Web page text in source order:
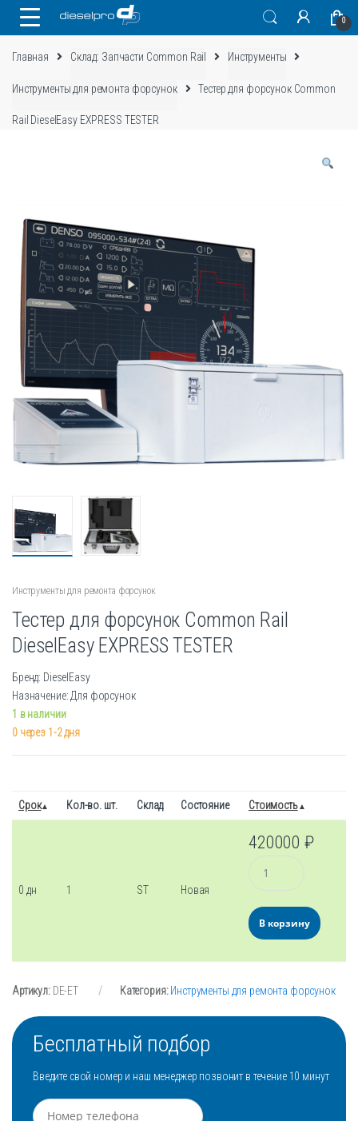
0
Главная Склад: Запчасти Common Rail Инструменты
Инструменты для ремонта форсунок Тестер для форсунок Common
Rail DieselEasy EXPRESS TESTER
Инструменты для ремонта форсунок
Тестер для форсунок Common Rail
DieselEasy EXPRESS TESTER
Бренд: DieselEasy
Назначение: Для форсунок
1 в наличии
0 через 1-2 дня
Срок Кол-во. шт. Склад Состояние Стоимость
0 дн 1 ST Новая
420000₽
Количество
В корзину
Артикул: DE-ET Категория:Инструменты для ремонта форсунок
Бесплатный подбор
Введите свой номер и наш менеджер позвонит в течение 10 минут